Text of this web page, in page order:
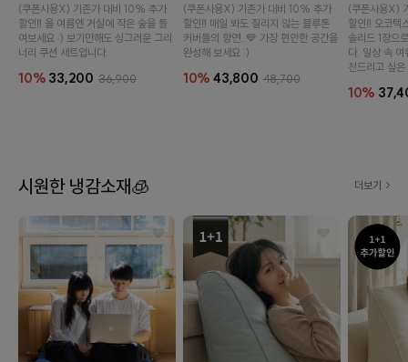
(쿠폰사용X) 기존가 대비 10% 추가
할인‼️ 올 여름엔 거실에 작은 숲을 들
여보세요 :) 보기만해도 싱그러운 그리
너리 쿠션 세트입니다.
10% 33,200 36,900
(쿠폰사용X) 기존가 대비 10% 추가
할인‼️ 매일 봐도 질리지 않는 블루톤
커버들의 향연..💙 가장 편안한 공간을
완성해 보세요 :)
10%43,800 48,700
(쿠폰사용X)
할인‼️ 오코텍
솔리드 1장으
다. 일상 속 여
천드리고 싶
10%
시원한 냉감소재🧊 더보기